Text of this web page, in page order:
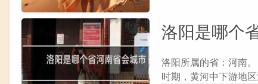
洛阳是哪个
洛阳所属的省：河南
时期，黄河中下游地